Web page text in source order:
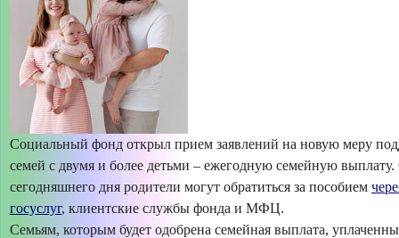
Социальный фонд открыл прием заявлений на новую меру
семей с двумя и более детьми – ежегодную семейную
сегодняшнего дня родители могут обратиться за пособием
госуслуг, клиентские службы фонда и МФЦ.
Семьям, которым будет одобрена семейная выплата,